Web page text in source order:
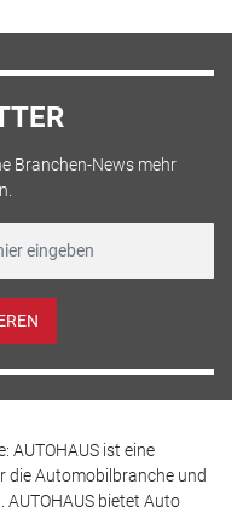
Branchen-News mehr
AUTOHAUS ist eine
die Automobilbranche und
bietet Auto